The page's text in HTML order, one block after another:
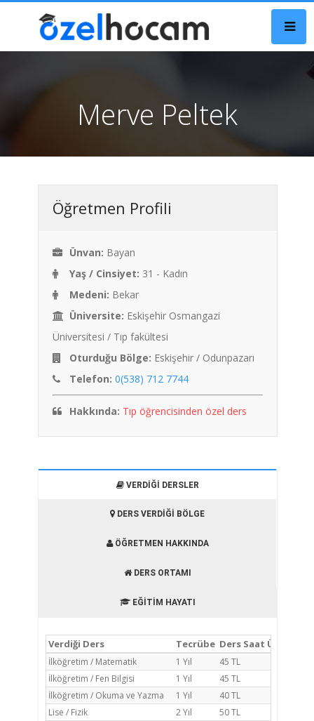
Merve Peltek
Öğretmen Profili
Ünvan: Bayan
Yaş / Cinsiyet: 31 - Kadın
Medeni: Bekar
Üniversite: Eskişehir Osmangazi
Üniversitesi / Tıp fakültesi
Oturduğu Bölge: Eskişehir / Odunpazarı
Telefon: 0(538) 712 7744
Hakkında: Tıp öğrencisinden özel ders
VERDIĞI DERSLER
DERS VERDIĞI BÖLGE
ÖĞRETMEN HAKKINDA
DERS ORTAMI
EĞITIM HAYATI
Verdiği Ders Tecrübe Ders Saat Ücreti
İlköğretim / Matematik 1 Yıl
45 TL
İlköğretim / Fen Bilgisi
1 Yıl
45 TL
İlköğretim / Okuma ve Yazma
1 Yıl
40 TL
Lise / Fizik
2 Yıl
50 TL